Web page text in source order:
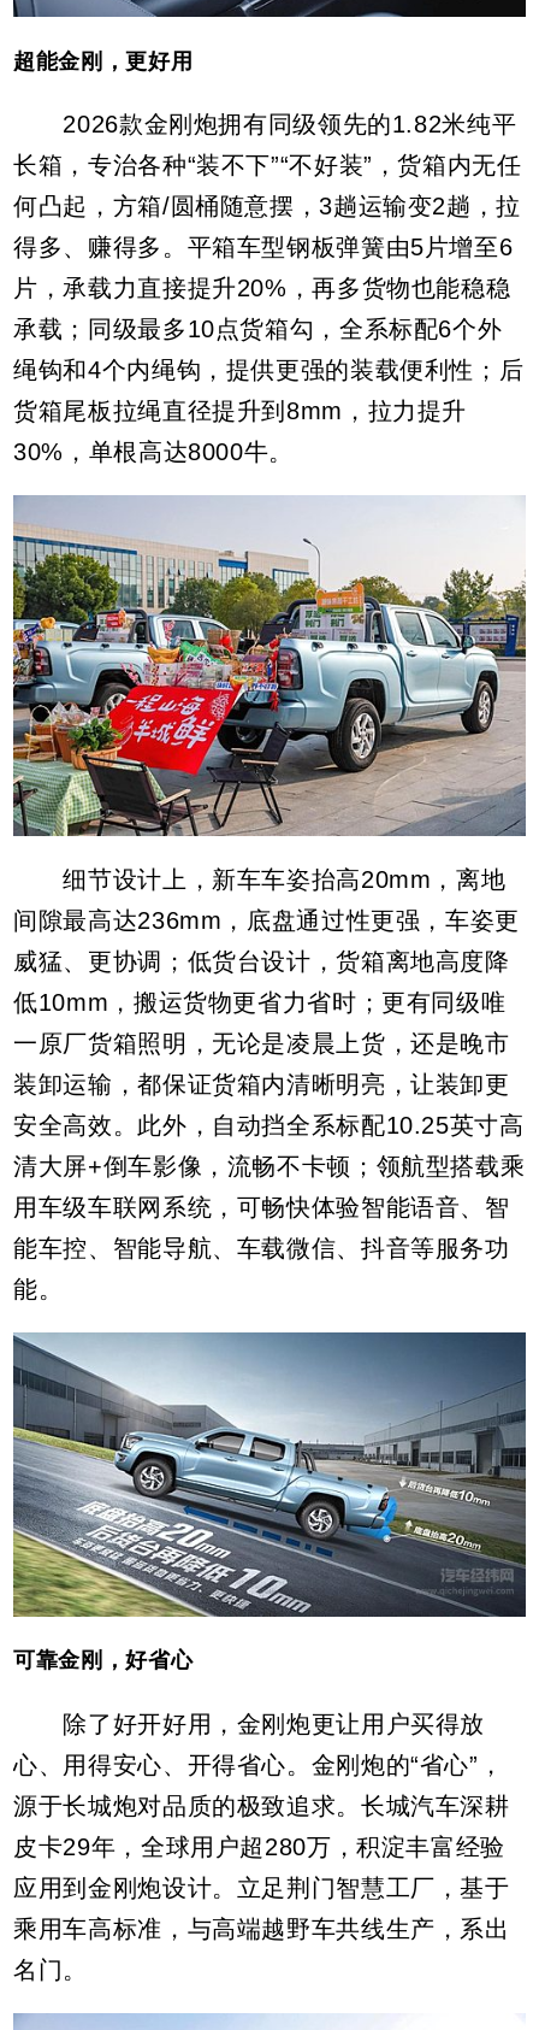
超能金刚，更好用
2026款金刚炮拥有同级领先的1.82米纯平
长箱，专治各种“装不下”“不好装”，货箱内无任
何凸起，方箱/圆桶随意摆，3趟运输变2趟，拉
得多、赚得多。平箱车型钢板弹簧由5片增至6
片，承载力直接提升20%，再多货物也能稳稳
承载；同级最多10点货箱勾，全系标配6个外
绳钩和4个内绳钩，提供更强的装载便利性；后
货箱尾板拉绳直径提升到8mm，拉力提升
30%，单根高达8000牛。
细节设计上，新车车姿抬高20mm，离地
间隙最高达236mm，底盘通过性更强，车姿更
威猛、更协调；低货台设计，货箱离地高度降
低10mm，搬运货物更省力省时；更有同级唯
一原厂货箱照明，无论是凌晨上货，还是晚市
装卸运输，都保证货箱内清晰明亮，让装卸更
安全高效。此外，自动挡全系标配10.25英寸高
清大屏+倒车影像，流畅不卡顿；领航型搭载乘
用车级车联网系统，可畅快体验智能语音、智
能车控、智能导航、车载微信、抖音等服务功
能。
可靠金刚，好省心
除了好开好用，金刚炮更让用户买得放
心、用得安心、开得省心。金刚炮的“省心”，
源于长城炮对品质的极致追求。长城汽车深耕
皮卡29年，全球用户超280万，积淀丰富经验
应用到金刚炮设计。立足荆门智慧工厂，基于
乘用车高标准，与高端越野车共线生产，系出
名门。